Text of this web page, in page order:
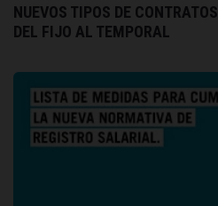
NUEVOS TIPOS DE
DEL FIJO AL TEMPORAL